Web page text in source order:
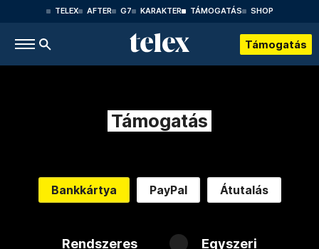
TELEX AFTER G7 KARAKTER TÁMOGATÁS SHOP
Támogatás
Támogatás
Bankkártya PayPal Átutalás
Rendszeres Egyszeri